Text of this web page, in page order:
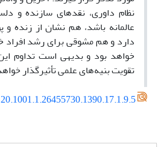
20.1001.1.26455730.1390.17.1.9.5